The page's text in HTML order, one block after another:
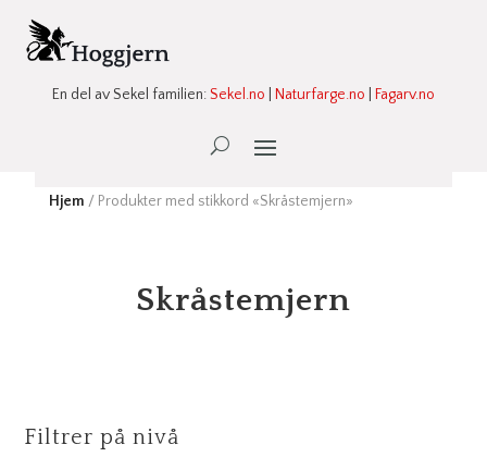
En del av Sekel familien:Sekel.no Naturfarge.no Fagarv.no
Ønskeliste -
Hjem / Produkter med stikkord «Skråstemjern»
Skråstemjern
Filtrer på nivå